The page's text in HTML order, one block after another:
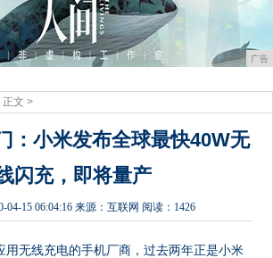
广告
正文 >
：小米发布全球最快40W无
闪充，即将量产
04-15 06:04:16 来源：互联网 阅读：1426
用无线充电的手机厂商，过去两年正是小米